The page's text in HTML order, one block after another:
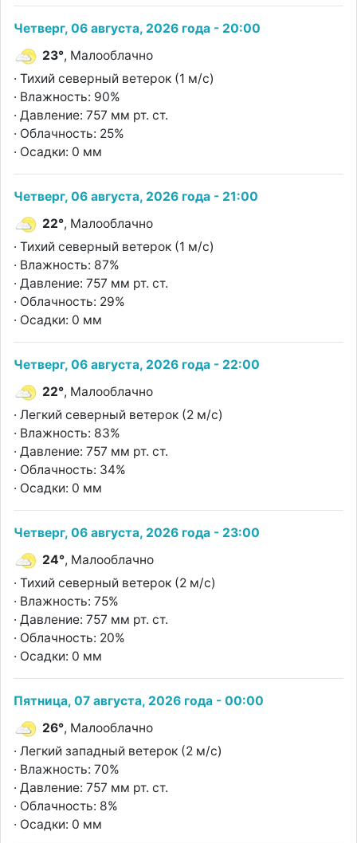
Четверг, 06 августа, 2026 года - 20:00
23°, Малооблачно
· Тихий северный ветерок (1 м/с)
· Влажность: 90%
· Давление: 757 мм рт. ст.
· Облачность: 25%
· Осадки: 0 мм
Четверг, 06 августа, 2026 года - 21:00
22°, Малооблачно
· Тихий северный ветерок (1 м/с)
· Влажность: 87%
· Давление: 757 мм рт. ст.
· Облачность: 29%
· Осадки: 0 мм
Четверг, 06 августа, 2026 года - 22:00
22°, Малооблачно
· Легкий северный ветерок (2 м/с)
· Влажность: 83%
· Давление: 757 мм рт. ст.
· Облачность: 34%
· Осадки: 0 мм
Четверг, 06 августа, 2026 года - 23:00
24°, Малооблачно
· Тихий северный ветерок (2 м/с)
· Влажность: 75%
· Давление: 757 мм рт. ст.
· Облачность: 20%
· Осадки: 0 мм
Пятница, 07 августа, 2026 года - 00:00
26°, Малооблачно
· Легкий западный ветерок (2 м/с)
· Влажность: 70%
· Давление: 757 мм рт. ст.
· Облачность: 8%
· Осадки: 0 мм